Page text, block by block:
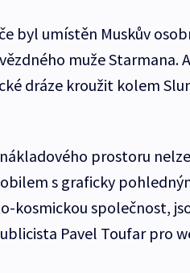
byl umístěn Muskův
muže Starmana.
dráze kroužit kolem
prostoru
s graficky
kosmickou společnost,
Pavel Toufar pro